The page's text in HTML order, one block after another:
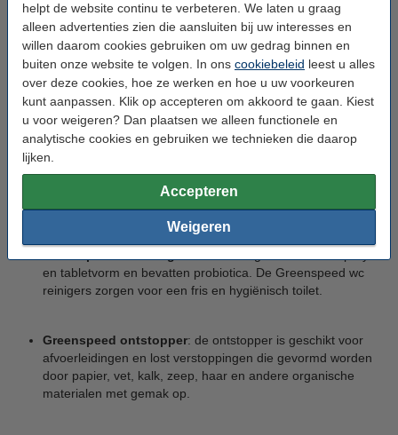
helpt de website continu te verbeteren. We laten u graag
alleen advertenties zien die aansluiten bij uw interesses en
willen daarom cookies gebruiken om uw gedrag binnen en
buiten onze website te volgen. In ons cookiebeleid leest u alles
over deze cookies, hoe ze werken en hoe u uw voorkeuren
kunt aanpassen. Klik op accepteren om akkoord te gaan. Kiest
u voor weigeren? Dan plaatsen we alleen functionele en
analytische cookies en gebruiken we technieken die daarop
lijken.
Accepteren
Weigeren
hebben.
Greenspeed allesreiniger: de allesreinigers van
Greenspeed zijn veelzijdig en krachtig. Bruikbaar voor
verschillende afwasbare oppervlakken. In vloeibare, crème,
spray-, en tabletvorm.
alkalische, probiotische en alledaagse vloerreinigers van
en tabletvorm en bevatten probiotica. De Greenspeed wc
reinigers zorgen voor een fris en hygiënisch toilet.
Greenspeed ontstopper: de ontstopper is geschikt voor
afvoerleidingen en lost verstoppingen die gevormd worden
door papier, vet, kalk, zeep, haar en andere organische
materialen met gemak op.